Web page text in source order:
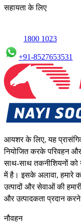
सहायता के लिए
1800 1023
+91-8527653531
आयशर के लिए, यह
नियोजित करके परिवहन
साथ-साथ तकनीशियनों को
में है। इसके अलावा, हमारे
उत्पादों और सेवाओं की
और उत्पादकता प्रदान
नौवहन